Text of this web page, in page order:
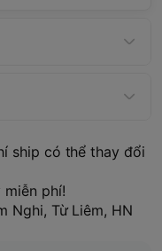
ship có thể thay đổi
phí!
Nghi, Từ Liêm, HN